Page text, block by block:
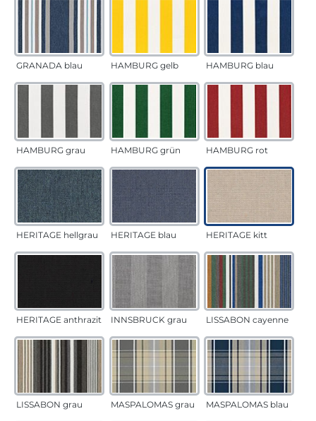
GRANADA blau HAMBURG gelb HAMBURG blau
HAMBURG grau HAMBURG grün HAMBURG rot
HERITAGE hellgrau HERITAGE blau HERITAGE kitt
HERITAGE anthrazit INNSBRUCK grau LISSABON cayenne
LISSABON grau MASPALOMAS grau MASPALOMAS blau